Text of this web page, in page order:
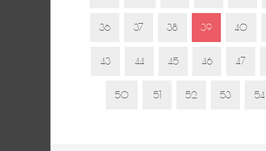
36 37 38 39 40
43 44 45 46 47
50 51 52 53 54